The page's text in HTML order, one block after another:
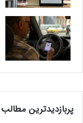
پربازدیدترین مطالب